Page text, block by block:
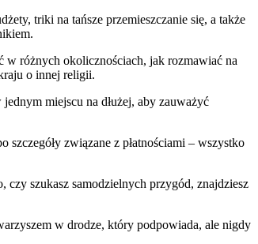
triki na tańsze przemieszczanie się, a także
w różnych okolicznościach, jak rozmawiać na
o innej religii.
miejscu na dłużej, aby zauważyć
związane z płatnościami – wszystko
szukasz samodzielnych przygód, znajdziesz
w drodze, który podpowiada, ale nigdy